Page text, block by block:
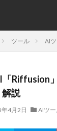
ツール AI
Riffusion
解説
4月2日 AIツー